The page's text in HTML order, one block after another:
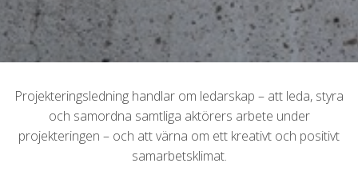
Projekteringsledning handlar om ledarskap – att leda, styra
och samordna samtliga aktörers arbete under
projekteringen – och att värna om ett kreativt och positivt
samarbetsklimat.